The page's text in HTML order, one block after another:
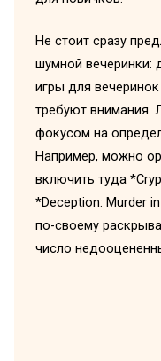
Не стоит сразу
шумной вечеринки:
игры для
требуют внимания.
фокусом на
Например, можно
включить туда
*Deception: Murder
по-своему
число